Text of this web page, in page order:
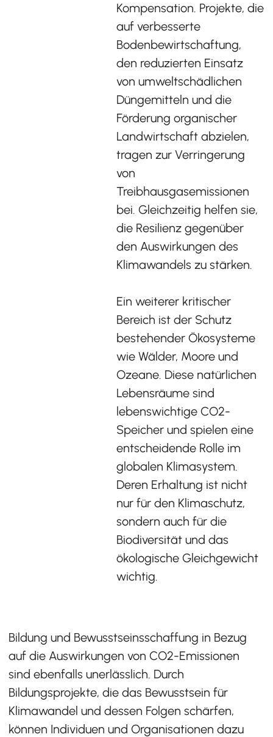
Kompensation. Projekte, die
auf verbesserte
Bodenbewirtschaftung,
den reduzierten Einsatz
von umweltschädlichen
Düngemitteln und die
Förderung organischer
Landwirtschaft abzielen,
tragen zur Verringerung
von
Treibhausgasemissionen
bei. Gleichzeitig helfen sie,
die Resilienz gegenüber
den Auswirkungen des
Klimawandels zu stärken.
Ein weiterer kritischer
Bereich ist der Schutz
bestehender Ökosysteme
wie Wälder, Moore und
Ozeane. Diese natürlichen
Lebensräume sind
lebenswichtige CO2-
Speicher und spielen eine
entscheidende Rolle im
globalen Klimasystem.
Deren Erhaltung ist nicht
nur für den Klimaschutz,
sondern auch für die
Biodiversität und das
ökologische Gleichgewicht
wichtig.
Bildung und Bewusstseinsschaffung in Bezug
auf die Auswirkungen von CO2-Emissionen
sind ebenfalls unerlässlich. Durch
Bildungsprojekte, die das Bewusstsein für
Klimawandel und dessen Folgen schärfen,
können Individuen und Organisationen dazu